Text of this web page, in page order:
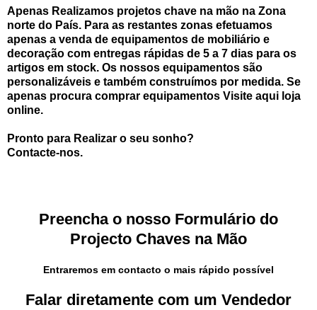
Apenas Realizamos projetos chave na mão na Zona
norte do País. Para as restantes zonas efetuamos
apenas a venda de equipamentos de mobiliário e
decoração com entregas rápidas de 5 a 7 dias para os
artigos em stock. Os nossos equipamentos são
personalizáveis e também construímos por medida. Se
apenas procura comprar equipamentos Visite aqui loja
online.
Pronto para Realizar o seu sonho?
Contacte-nos.
Preencha o nosso Formulário do
Projecto Chaves na Mão
Entraremos em contacto o mais rápido possível
Falar diretamente com um Vendedor​